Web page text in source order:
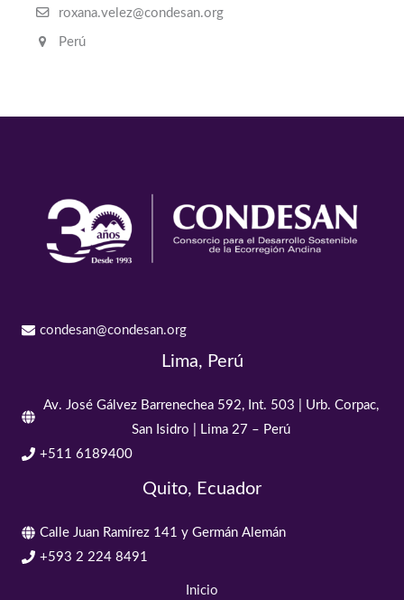
roxana.velez@condesan.org
Perú
condesan@condesan.org
Lima, Perú
Av. José Gálvez Barrenechea 592, Int. 503 | Urb. Corpac,
San Isidro | Lima 27 – Perú
+511 6189400
Quito, Ecuador
Calle Juan Ramírez 141 y Germán Alemán
+593 2 224 8491
Inicio